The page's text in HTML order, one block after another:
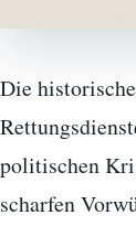
Die
politischen
scharfen